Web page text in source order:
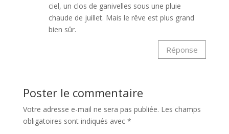
ciel, un clos de ganivelles sous une pluie
chaude de juillet. Mais le rêve est plus grand
bien sûr.
Réponse
Poster le commentaire
Votre adresse e-mail ne sera pas publiée. Les champs
obligatoires sont indiqués avec *